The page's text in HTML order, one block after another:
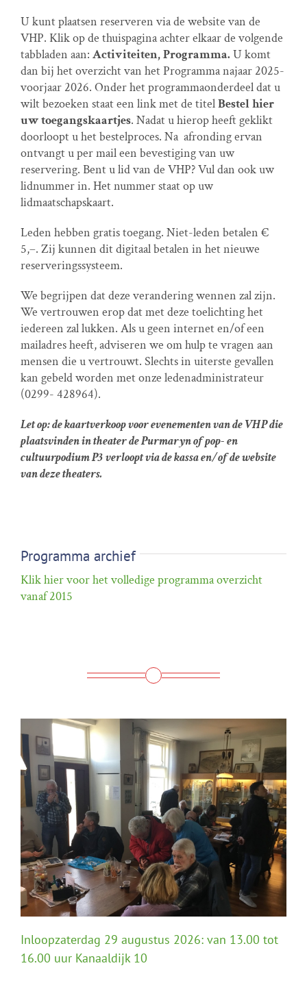
U kunt plaatsen reserveren via de website van de
VHP. Klik op de thuispagina achter elkaar de volgende
tabbladen aan: Activiteiten, Programma. U komt
dan bij het overzicht van het Programma najaar 2025-
voorjaar 2026. Onder het programmaonderdeel dat u
wilt bezoeken staat een link met de titelBestel hier
uw toegangskaartjes. Nadat u hierop heeft geklikt
doorloopt u het bestelproces. Na afronding ervan
ontvangt u per mail een bevestiging van uw
reservering. Bent u lid van de VHP? Vul dan ook uw
lidnummer in. Het nummer staat op uw
lidmaatschapskaart.
Leden hebben gratis toegang. Niet-leden betalen €
5,–. Zij kunnen dit digitaal betalen in het nieuwe
reserveringssysteem.
We begrijpen dat deze verandering wennen zal zijn.
We vertrouwen erop dat met deze toelichting het
iedereen zal lukken. Als u geen internet en/of een
mailadres heeft, adviseren we om hulp te vragen aan
mensen die u vertrouwt. Slechts in uiterste gevallen
kan gebeld worden met onze ledenadministrateur
(0299- 428964).
Let op: de kaartverkoop voor evenementen van de VHP die
plaatsvinden in theater de Purmaryn of pop- en
cultuurpodium P3 verloopt via de kassa en/of de website
van deze theaters.
Programma archief
Klik hier voor het volledige programma overzicht
vanaf 2015
Inloopzaterdag 29 augustus 2026: van 13.00 tot
16.00 uur Kanaaldijk 10